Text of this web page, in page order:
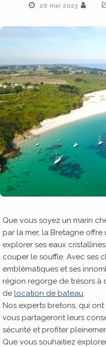
26 mai 2023
Que vous soyez un marin
par la mer, la Bretagne
explorer ses eaux
couper le souffle. Avec ses
emblématiques et ses
région regorge de trésors à
de location de bateau.
Nos experts bretons, qui
vous partageront leurs
sécurité et profiter
Que vous souhaitiez